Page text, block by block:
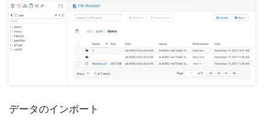
データのインポート